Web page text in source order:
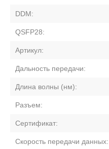
DDM:
QSFP28:
Артикул:
Дальность передачи:
Длина волны (нм):
Разъем:
Сертификат:
Скорость передачи данных: